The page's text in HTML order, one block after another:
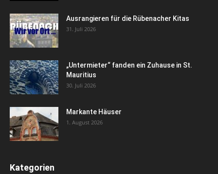
Ausrangieren für die Rübenacher Kitas
31. Juli 2026
„Untermieter“ fanden ein Zuhause in St.
Mauritius
30. Juli 2026
Markante Häuser
1. August 2026
Kategorien